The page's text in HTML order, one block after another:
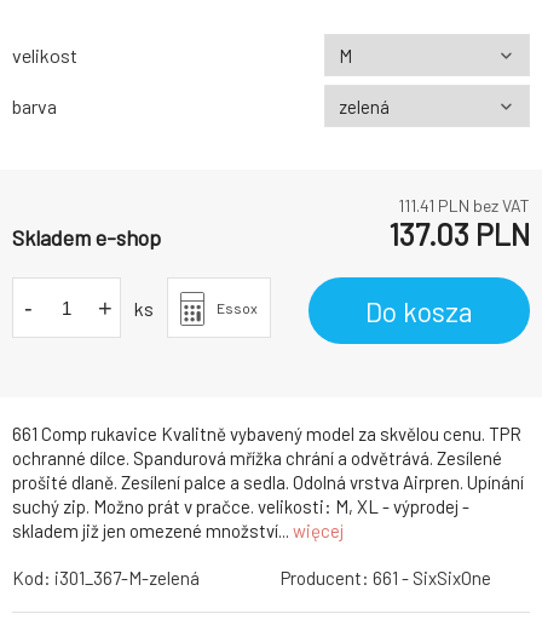
661 Comp rukavice Kvalitně vybavený model za skvělou cenu. TPR
ochranné dílce. Spandurová mřížka chrání a odvětrává. Zesílené
prošité dlaně. Zesílení palce a sedla. Odolná vrstva Airpren. Upínání
suchý zip. Možno prát v pračce. velikosti: M, XL - výprodej -
skladem již jen omezené množství... więcej
velikost
barva
111.41 PLN bez VAT
Skladem e-shop 137.03 PLN
- + ks Essox Do kosza
Kod: i301_367-M-zelená Producent: 661 - SixSixOne